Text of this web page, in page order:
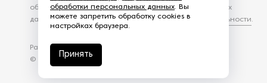
Разработка сайта —
© 2026 – Eurasia Group. Все права защищены
обработку файлов Cookies и других пользовательских
данных, в соответствии сПолитикой конфиденциальности.
обработки персональных данных. Вы
можете запретить обработку cookies в
настройках браузера.
Принять